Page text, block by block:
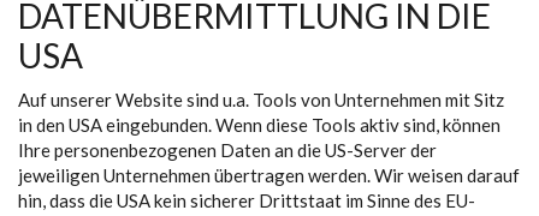
DATENÜBERMITTLUNG IN DIE
USA
Auf unserer Website sind u.a. Tools von Unternehmen mit Sitz
in den USA eingebunden. Wenn diese Tools aktiv sind, können
Ihre personenbezogenen Daten an die US-Server der
jeweiligen Unternehmen übertragen werden. Wir weisen darauf
hin, dass die USA kein sicherer Drittstaat im Sinne des EU-